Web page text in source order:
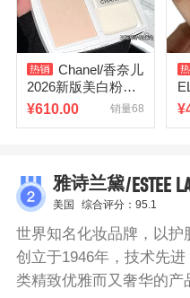
采，可调节的遮盖力，
便于外出携带，使用起来
Chanel/香奈儿
2026新版美白粉饼
B10/BD01象牙白
¥610.00 销量68 ¥
雅诗兰黛/ESTEE
美国 综合评分：95.1
世界知名化妆品牌，以护
创立于1946年，技术先
类精致优雅而又奢华的产